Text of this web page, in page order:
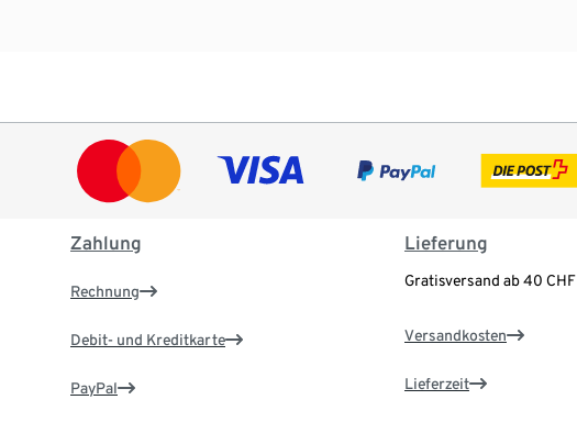
Zahlung
Rechnung
Debit- und Kreditkarte
PayPal
Lieferung
Gratisversand ab 40 CHF
Versandkosten
Lieferzeit